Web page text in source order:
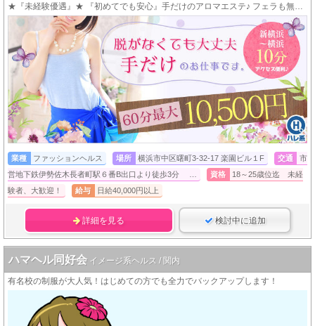
★『未経験優遇』★ 『初めてでも安心』手だけのアロマエステ♪ フェラも無いハンドサービスのお店。
業種 ファッションヘルス 場所 横浜市中区曙町3-32-17 楽園ビル１F 交通
市
営地下鉄伊勢佐木長者町駅６番B出口より徒歩3分 …
資格
18～25歳位迄 未経
験者、大歓迎！
給与 日給40,000円以上
詳細を見る 検討中に追加
ハマヘル同好会 イメージ系ヘルス / 関内
有名校の制服が大人気！はじめての方でも全力でバックアップします！